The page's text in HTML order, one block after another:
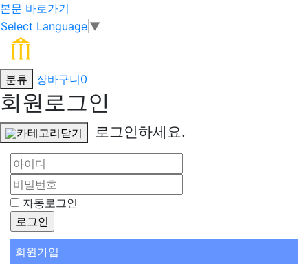
본문 바로가기
Select Language ▼
분류 장바구니0
회원로그인
카테고리닫기 로그인하세요.
자동로그인
회원가입